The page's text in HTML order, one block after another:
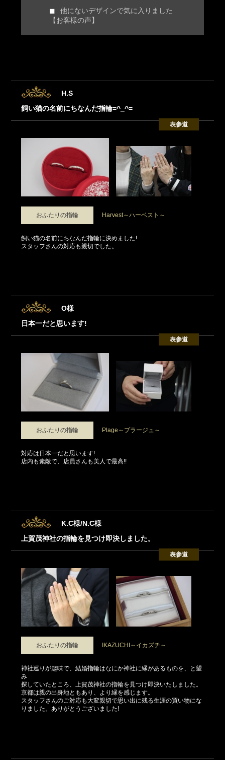
他にないデザインで気に入りました
【お客様の声】
H.S
飼い猫の名前にちなんだ指輪=^_^=
表参道
おふたりの指輪 Harvest～ハーベスト～
飼い猫の名前にちなんだ指輪に決めました!
スタッフさんの対応も親切でした。
O様
日本一だと思います!
表参道
おふたりの指輪 Plage～プラージュ～
対応は日本一だと思います!
店内も素敵で、店員さんも美人で最高!!
K.C様/N.C様
上賀茂神社の指輪を見つけ即決しました。
表参道
おふたりの指輪 IKAZUCHI～イカズチ～
神社巡りが趣味で、結婚指輪はなにか神社に縁があるものを、と望
み
探していたところ、上賀茂神社の指輪を見つけ即決いたしました。
京都は親の出身地ともあり、より縁を感じます。
スタッフさんのご対応も大変親切で思い出に残る生涯の買い物にな
りました。ありがとうございました!